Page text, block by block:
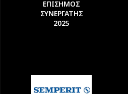
ΕΠΙΣΗΜΟΣ
ΣΥΝΕΡΓΑΤΗΣ
2025